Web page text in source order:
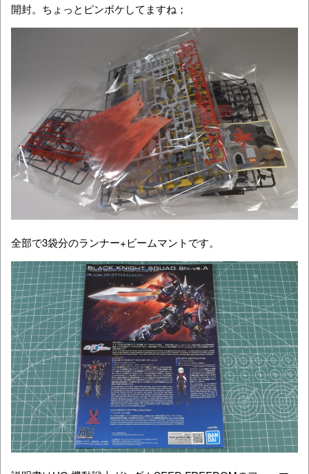
開封。ちょっとピンボケしてますね；
全部で3袋分のランナー+ビームマントです。